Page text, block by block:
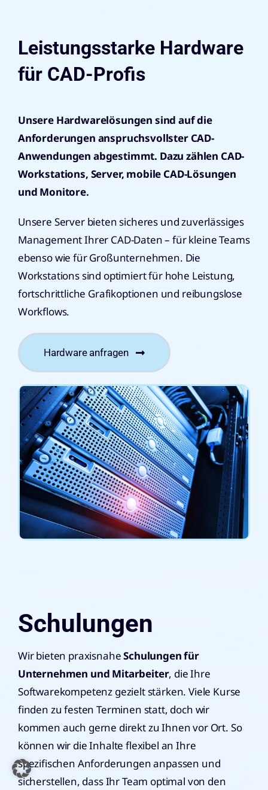
Leistungsstarke Hardware
für CAD-Profis
Unsere Hardwarelösungen sind auf die
Anforderungen anspruchsvollster CAD-
Anwendungen abgestimmt. Dazu zählen CAD-
Workstations, Server, mobile CAD-Lösungen
und Monitore.
Unsere Server bieten sicheres und zuverlässiges
Management Ihrer CAD-Daten – für kleine Teams
ebenso wie für Großunternehmen. Die
Workstations sind optimiert für hohe Leistung,
fortschrittliche Grafikoptionen und reibungslose
Workflows.
Hardware anfragen
Schulungen
Wir bieten praxisnaheSchulungen für
Unternehmen und Mitarbeiter, die Ihre
Softwarekompetenz gezielt stärken. Viele Kurse
finden zu festen Terminen statt, doch wir
kommen auch gerne direkt zu Ihnen vor Ort. So
können wir die Inhalte flexibel an Ihre
spezifischen Anforderungen anpassen und
sicherstellen, dass Ihr Team optimal von den